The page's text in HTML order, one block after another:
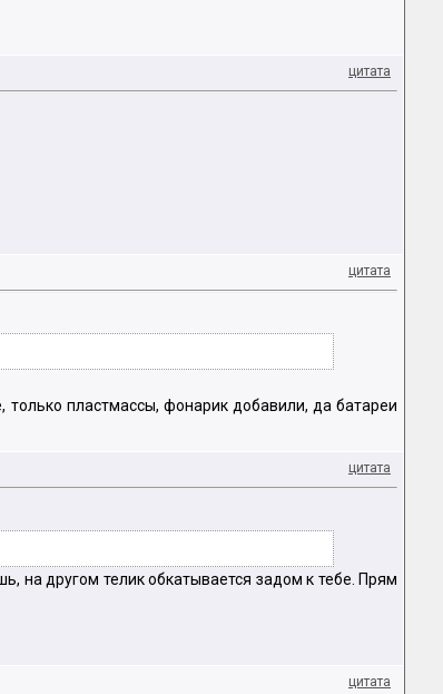
цитата
цитата
пластмассы, фонарик добавили, да батареи
цитата
на другом телик обкатывается задом к тебе. Прям
цитата